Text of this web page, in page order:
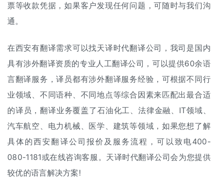
票等收款凭据，如果客户发现任何问题，可随时与我们沟
通。
在西安有翻译需求可以找天译时代翻译公司，我司是国内
具有涉外翻译资质的专业人工翻译公司，可以提供60余语
言翻译服务，译员都有涉外翻译服务经验，可根据不同行
业领域、不同语种、不同地点等综合因素来匹配出最合适
的译员，翻译业务覆盖了石油化工、法律金融、IT领域、
汽车航空、电力机械、医学、建筑等领域，如果您想了解
具体的西安翻译公司报价及服务流程，可以致电400-
080-1181或在线咨询客服。天译时代翻译公司会为您提供
较优的语言解决方案!